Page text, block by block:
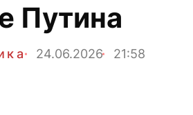
Путина
24.06.2026 21:58